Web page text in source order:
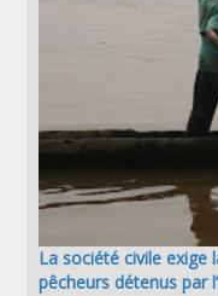
La société civile exige
pêcheurs détenus par